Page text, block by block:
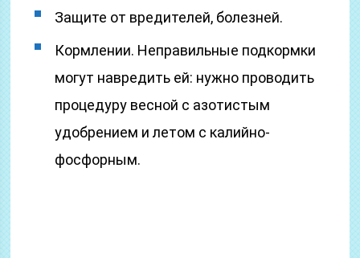
Защите от вредителей, болезней.
Кормлении. Неправильные подкормки
могут навредить ей: нужно проводить
процедуру весной с азотистым
удобрением и летом с калийно-
фосфорным.